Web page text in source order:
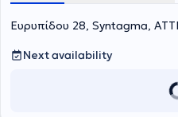
Ευρυπίδου 28, Syntagma,
Next availability